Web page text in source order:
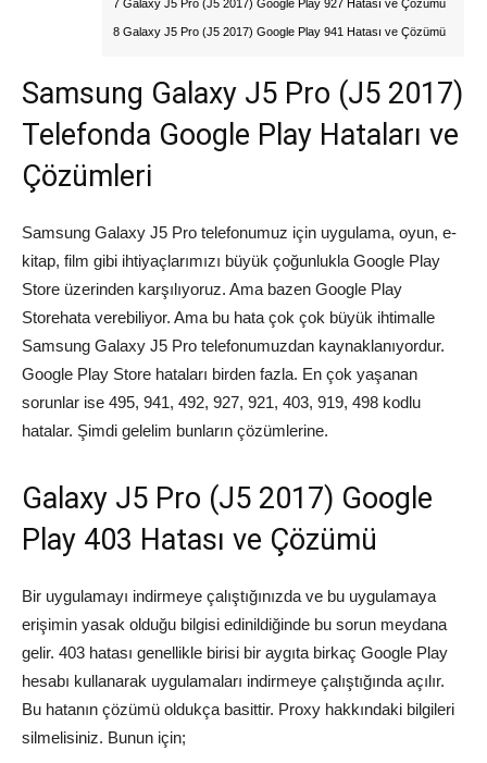
7 Galaxy J5 Pro (J5 2017) Google Play 927 Hatası ve Çözümü
8 Galaxy J5 Pro (J5 2017) Google Play 941 Hatası ve Çözümü
Samsung Galaxy J5 Pro (J5 2017)
Telefonda Google Play Hataları ve
Çözümleri
Samsung Galaxy J5 Pro telefonumuz için uygulama, oyun, e-
kitap, film gibi ihtiyaçlarımızı büyük çoğunlukla Google Play
Store üzerinden karşılıyoruz. Ama bazen Google Play
Storehata verebiliyor. Ama bu hata çok çok büyük ihtimalle
Samsung Galaxy J5 Pro telefonumuzdan kaynaklanıyordur.
Google Play Store hataları birden fazla. En çok yaşanan
sorunlar ise 495, 941, 492, 927, 921, 403, 919, 498 kodlu
hatalar. Şimdi gelelim bunların çözümlerine.
Galaxy J5 Pro (J5 2017) Google
Play 403 Hatası ve Çözümü
Bir uygulamayı indirmeye çalıştığınızda ve bu uygulamaya
erişimin yasak olduğu bilgisi edinildiğinde bu sorun meydana
gelir. 403 hatası genellikle birisi bir aygıta birkaç Google Play
hesabı kullanarak uygulamaları indirmeye çalıştığında açılır.
Bu hatanın çözümü oldukça basittir. Proxy hakkındaki bilgileri
silmelisiniz. Bunun için;